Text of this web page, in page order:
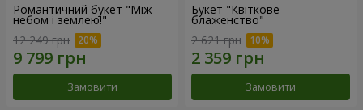
Романтичний букет "Між
небом і землею!"
12 249 грн
Замовити
Букет "Квіткове
блаженство"
2 621 грн
Замовити